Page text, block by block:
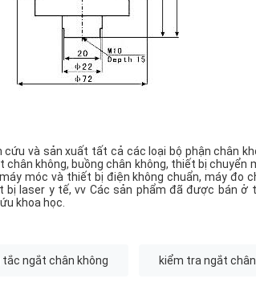
cứu và sản xuất tất cả các loại bộ phận chân
không, buồng chân không, thiết bị chuyển
móc và thiết bị điện không chuẩn, máy đo
bị laser y tế, vv Các sản phẩm đã được bán
khoa học.
tắc ngắt chân không kiểm tra ngắt